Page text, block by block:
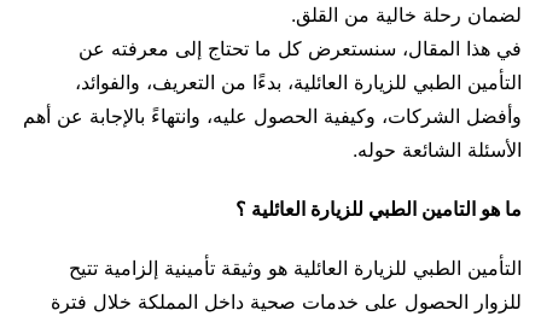
لضمان رحلة خالية من القلق.
في هذا المقال، سنستعرض كل ما تحتاج إلى معرفته عن
التأمين الطبي للزيارة العائلية، بدءًا من التعريف، والفوائد،
وأفضل الشركات، وكيفية الحصول عليه، وانتهاءً بالإجابة عن أهم
الأسئلة الشائعة حوله.
ما هو التامين الطبي للزيارة العائلية ؟
التأمين الطبي للزيارة العائلية هو وثيقة تأمينية إلزامية تتيح
للزوار الحصول على خدمات صحية داخل المملكة خلال فترة